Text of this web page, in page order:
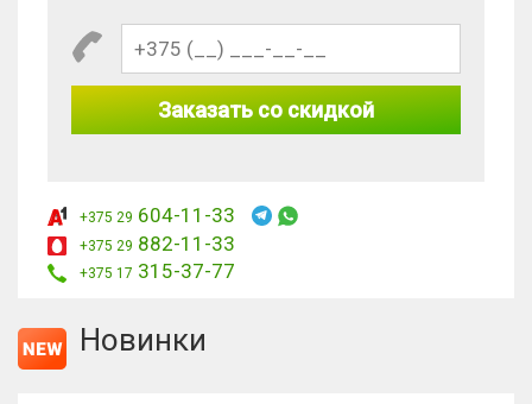
Заказать со скидкой
+375 29 604-11-33
+375 29 882-11-33
+375 17 315-37-77
Новинки